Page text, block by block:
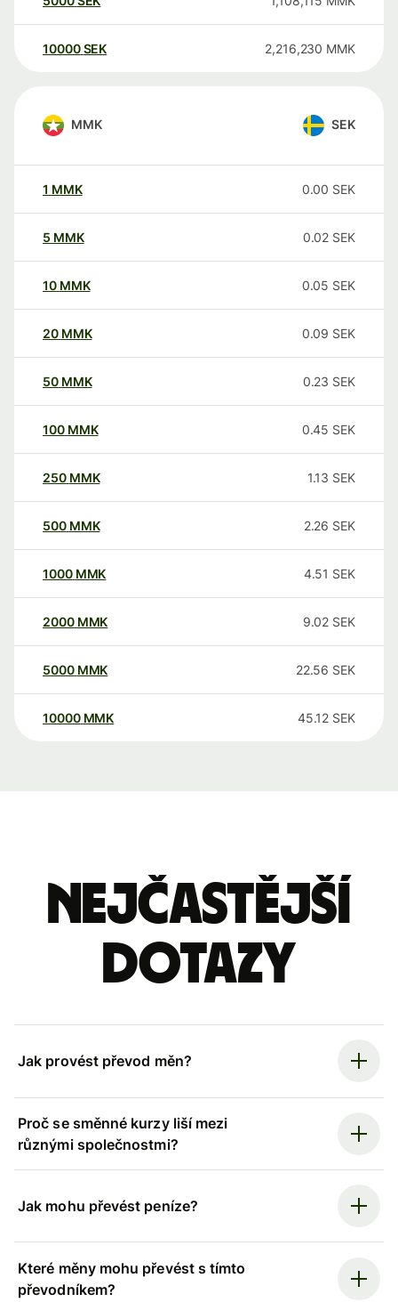
10000 SEK 2,216,230 MMK
MMK SEK
1 MMK 0.00 SEK
5 MMK 0.02 SEK
10 MMK 0.05 SEK
20 MMK 0.09 SEK
50 MMK 0.23 SEK
100 MMK 0.45 SEK
250 MMK 1.13 SEK
500 MMK 2.26 SEK
1000 MMK 4.51 SEK
2000 MMK 9.02 SEK
5000 MMK 22.56 SEK
10000 MMK 45.12 SEK
Nejčastější
dotazy
Jak provést převod měn?
Proč se směnné kurzy liší mezi
různými společnostmi?
Jak mohu převést peníze?
Které měny mohu převést s tímto
převodníkem?